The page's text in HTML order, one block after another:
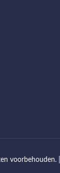
voorbehouden. |